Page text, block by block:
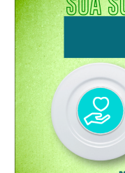
CORNELIA
VLIEG
PROMOVE
CAMPANHA
DE
ARRECADAÇÃO
DE
CESTAS
BÁSICAS